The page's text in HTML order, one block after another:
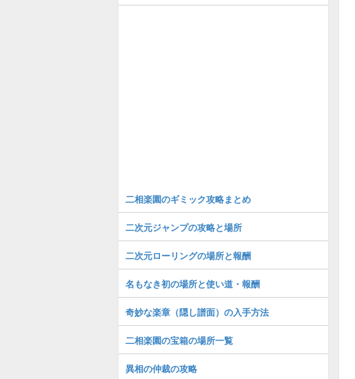
二相楽園のギミック攻略まとめ
二次元ジャンプの攻略と場所
二次元ローリングの場所と報酬
名もなき初の場所と使い道・報酬
奇妙な楽章（隠し譜面）の入手方法
二相楽園の宝箱の場所一覧
異相の仲裁の攻略